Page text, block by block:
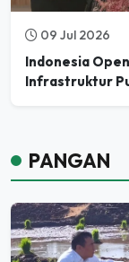
09 Jul 2026
Indonesia
Infrastruktur
PANGAN